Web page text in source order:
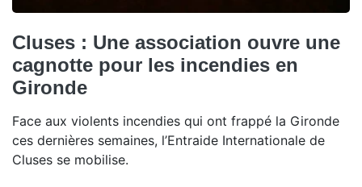
Cluses : Une association ouvre une
cagnotte pour les incendies en
Gironde
Face aux violents incendies qui ont frappé la Gironde
ces dernières semaines, l’Entraide Internationale de
Cluses se mobilise.